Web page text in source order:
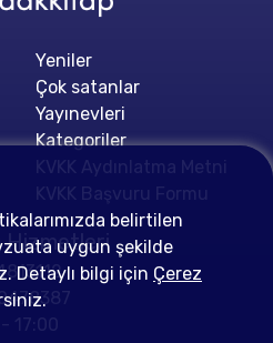
Yeniler
Çok satanlar
Yayınevleri
Kategoriler
Hizmetleri
17:00
belirtilen
uygun şekilde
Detaylı bilgi için Çerez